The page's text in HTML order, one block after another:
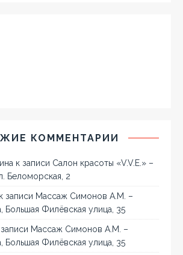
КОММЕНТАРИИ
к записи Салон красоты «V.V.E.» –
Беломорская, 2
к записи Массаж Симонов А.М. –
Большая Филёвская улица, 35
Массаж Симонов А.М. –
Большая Филёвская улица, 35